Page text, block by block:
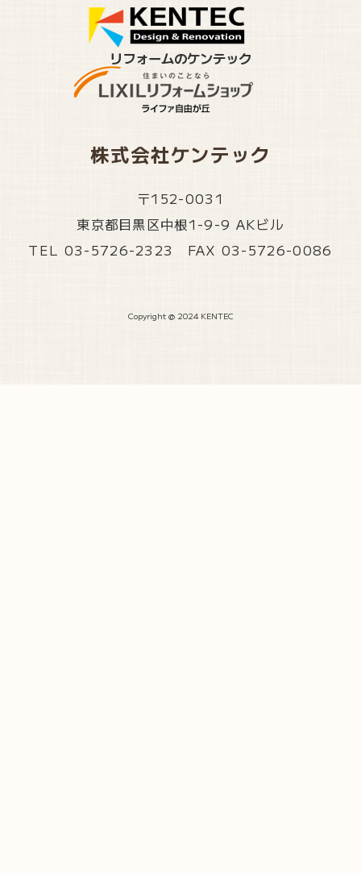
リフォームのケンテック
株式会社ケンテック
〒152-0031
東京都目黒区中根1-9-9 AKビル
TEL 03-5726-2323 FAX 03-5726-0086
Copyright @ 2024 KENTEC